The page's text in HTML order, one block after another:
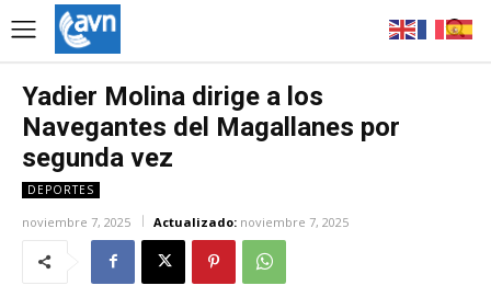
Yadier Molina dirige a los
Navegantes del Magallanes por
segunda vez
DEPORTES
noviembre 7, 2025 Actualizado: noviembre 7, 2025